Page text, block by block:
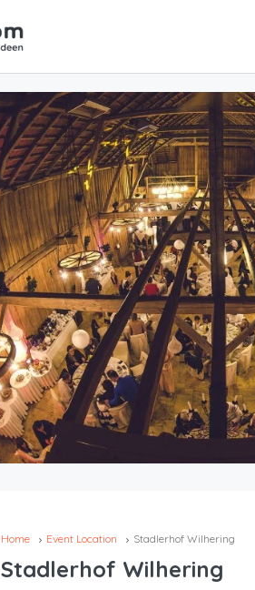
Home Event Location Stadlerhof Wilhering
Stadlerhof Wilhering